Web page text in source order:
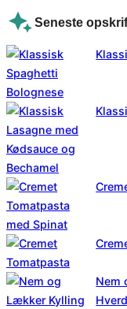
Seneste
Nem